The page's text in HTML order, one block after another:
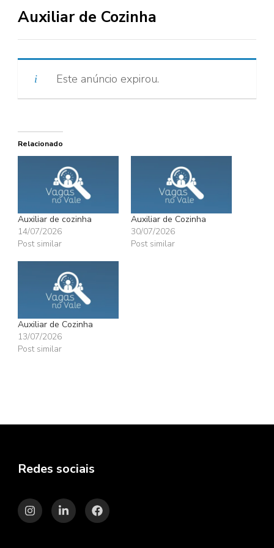
Auxiliar de Cozinha
Este anúncio expirou.
Relacionado
Auxiliar de cozinha
14/07/2026
Post similar
Auxiliar de Cozinha
30/07/2026
Post similar
Auxiliar de Cozinha
13/07/2026
Post similar
Redes sociais